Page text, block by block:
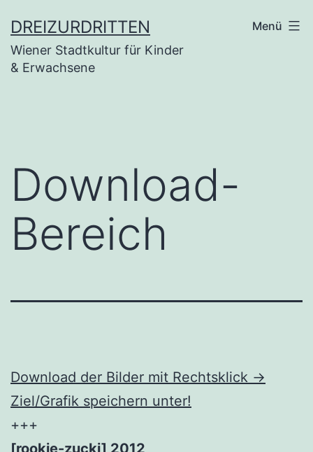
Inhalt
springen
DREIZURDRITTEN
Wiener Stadtkultur für Kinder
& Erwachsene
Menü
Download-
Bereich
Download der Bilder mit Rechtsklick ->
Ziel/Grafik speichern unter!
+++
[rookie-zucki] 2012